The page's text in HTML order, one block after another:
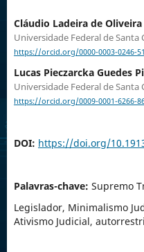
Cláudio Ladeira de Oliveira
Universidade Federal de Santa
https://orcid.org/0000-0003-0246-
Lucas Pieczarcka Guedes
Universidade Federal de Santa
https://orcid.org/0009-0001-6266-
DOI: https://doi.org/
Palavras-chave: Supremo
Legislador, Minimalismo
Ativismo Judicial,